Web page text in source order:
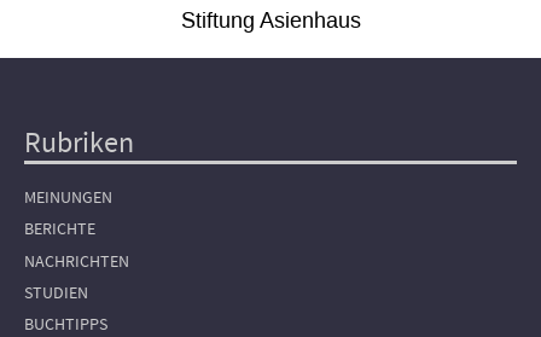
Stiftung Asienhaus
Hauptnavigation
Rubriken
MEINUNGEN
BERICHTE
NACHRICHTEN
STUDIEN
BUCHTIPPS